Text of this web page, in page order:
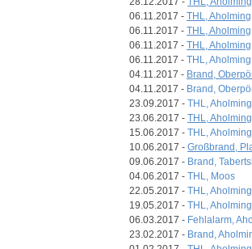
06.11.2017 - THL, Aholming
06.11.2017 - THL, Aholming
06.11.2017 - THL, Aholming
06.11.2017 - THL, Aholming
04.11.2017 - Brand,
04.11.2017 - Brand,
23.09.2017 - THL, Aholming
23.06.2017 - THL, Aholming
15.06.2017 - THL, Aholming
10.06.2017 - Großbrand,
09.06.2017 - Brand,
04.06.2017 - THL, Moos
22.05.2017 - THL, Aholming
19.05.2017 - THL, Aholming
06.03.2017 - Fehlalarm,
23.02.2017 - Brand,